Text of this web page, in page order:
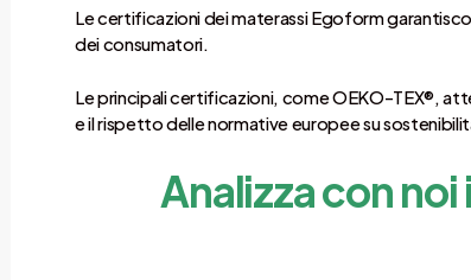
Le certificazioni dei materassi Egoform
dei consumatori.
Le principali certificazioni, come OEKO-TEX®,
e il rispetto delle normative europee su
Analizza con